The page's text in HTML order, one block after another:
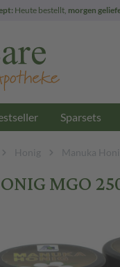
Heute bestellt, morgen
Sparsets
Honig Manuka
MGO